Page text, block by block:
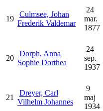
19
Culmsee, Johan
Frederik Valdemar
24
mar.
1877
20
Dorph, Anna
Sophie Dorthea
24
sep.
1937
21
Dreyer, Carl
Vilhelm Johannes
9
maj
1934